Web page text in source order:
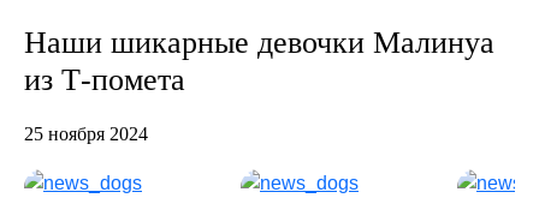
Наши шикарные девочки Малинуа
из Т-помета
25 ноября 2024